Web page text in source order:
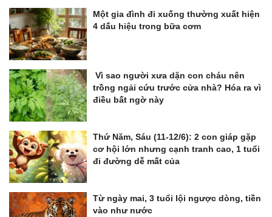
Một gia đình đi xuống thường xuất hiện
4 dấu hiệu trong bữa cơm
Vì sao người xưa dặn con cháu nên
trồng ngải cứu trước cửa nhà? Hóa ra vì
điều bất ngờ này
Thứ Năm, Sáu (11-12/6): 2 con giáp gặp
cơ hội lớn nhưng cạnh tranh cao, 1 tuổi
đi đường dễ mất của
Từ ngày mai, 3 tuổi lội ngược dòng, tiền
vào như nước